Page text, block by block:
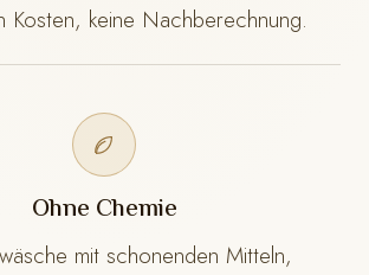
Kosten, keine Nachberechnung.
Ohne Chemie
mit schonenden Mitteln,